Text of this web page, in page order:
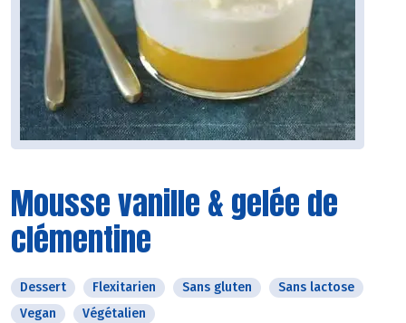
Mousse vanille & gelée de
clémentine
Dessert Flexitarien Sans gluten
Sans lactose
Vegan
Végétalien